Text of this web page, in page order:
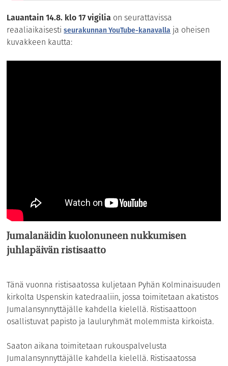
Lauantain 14.8. klo 17 vigilia on seurattavissa
reaaliaikaisestiseurakunnan YouTube-kanavalla ja oheisen
kuvakkeen kautta:
Jumalanäidin kuolonuneen nukkumisen
juhlapäivän ristisaatto
Tänä vuonna ristisaatossa kuljetaan Pyhän Kolminaisuuden
kirkolta Uspenskin katedraaliin, jossa toimitetaan akatistos
Jumalansynnyttäjälle kahdella kielellä. Ristisaattoon
osallistuvat papisto ja lauluryhmät molemmista kirkoista.
Saaton aikana toimitetaan rukouspalvelusta
Jumalansynnyttäjälle kahdella kielellä. Ristisaatossa